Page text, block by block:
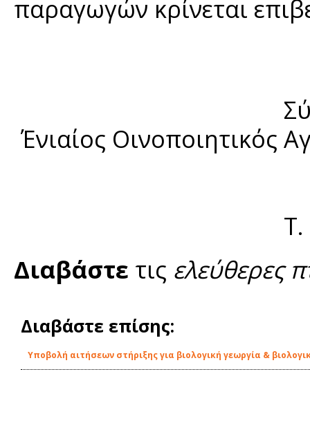
παραγωγών κρίνεται
Ένιαίος Οινοποιητικός
Διαβάστε τις ελεύθερες
Διαβάστε επίσης:
Υποβολή αιτήσεων στήριξης για βιολογική γεωργία &